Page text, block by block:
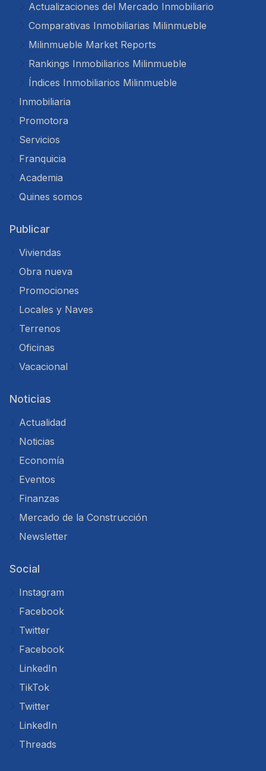
Actualizaciones del Mercado Inmobiliario
Comparativas Inmobiliarias Milinmueble
Milinmueble Market Reports
Rankings Inmobiliarios Milinmueble
Índices Inmobiliarios Milinmueble
Inmobiliaria
Promotora
Servicios
Franquicia
Academia
Quines somos
Publicar
Viviendas
Obra nueva
Promociones
Locales y Naves
Terrenos
Oficinas
Vacacional
Noticias
Actualidad
Noticias
Economía
Eventos
Finanzas
Mercado de la Construcción
Newsletter
Social
Instagram
Facebook
Twitter
Facebook
LinkedIn
TikTok
Twitter
LinkedIn
Threads